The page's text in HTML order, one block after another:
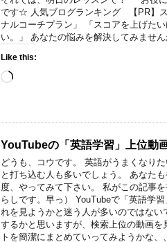
です☆ 人気ブログランキング 【PR】
ナルコーチプラン」 「スコアを上げた
い。」 あなたの悩みを解決してみません
Like this:
Loading…
YouTubeの「英語学習」上位動
どうも、コウです。 英語がうまくなり
と打ち込む人も多いでしょう。 あなた
度、やってみて下さい。 私がこの記事
らしです。早っ） YouTubeで「英語学
れを見ようかと迷う人が多いのではな
するかと思いますが、検索上位の動画
トを簡潔にまとめていってみようかな